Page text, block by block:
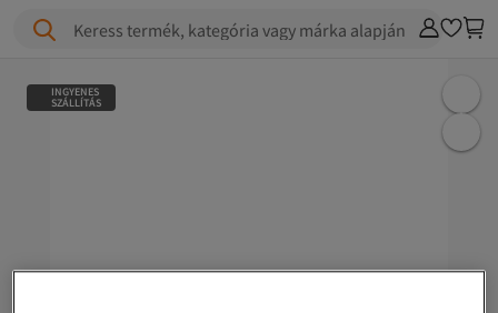
Keress termék, kategória vagy márka alapján
INGYENES
SZÁLLÍTÁS